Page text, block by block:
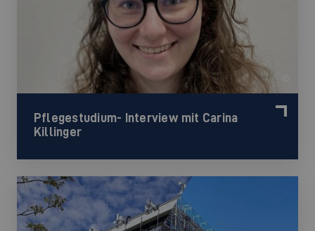
Pflegestudium- Interview mit Carina
Killinger